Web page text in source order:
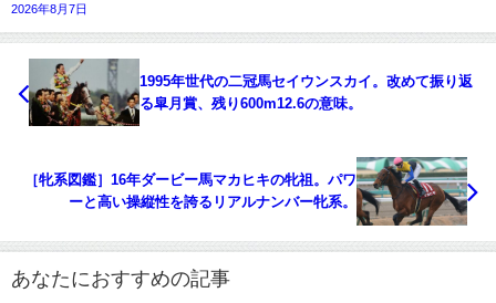
2026年8月7日
1995年世代の二冠馬セイウンスカイ。改めて振り返
る皐月賞、残り600m12.6の意味。
［牝系図鑑］16年ダービー馬マカヒキの牝祖。パワ
ーと高い操縦性を誇るリアルナンバー牝系。
あなたにおすすめの記事